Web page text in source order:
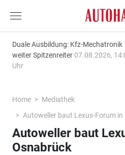
Duale Ausbildung: Kfz-Mechatronik
weiter Spitzenreiter 07.08.2026,
Uhr
Home
Mediathek
Autoweller baut Lexus-Forum in
Autoweller baut
Osnabrück